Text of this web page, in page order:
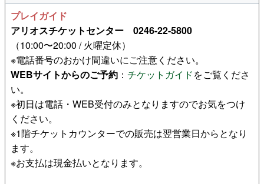
プレイガイド
アリオスチケットセンター 0246-22-5800
（10:00〜20:00 / 火曜定休）
※電話番号のおかけ間違いにご注意ください。
WEBサイトからのご予約 ： チケットガイドをご覧くださ
い。
※初日は電話・WEB受付のみとなりますのでお気をつけ
ください。
※1階チケットカウンターでの販売は翌営業日からとなり
ます。
※お支払は現金払いとなります。